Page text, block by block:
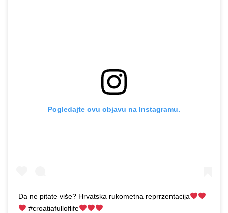
Pogledajte ovu objavu na Instagramu.
Da ne pitate više? Hrvatska rukometna reprrzentacija
#croatiafulloflife